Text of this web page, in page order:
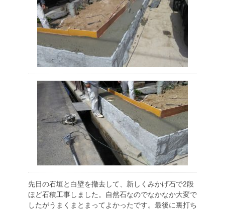
先日の石垣と白壁を撤去して、新しくみかげ石で2段
ほど石積工事しました。自然石なのでなかなか大変で
したがうまくまとまってよかったです。最後に裏打ち